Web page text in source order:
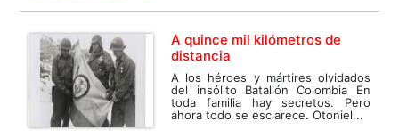
A quince mil kilómetros de
distancia
A los héroes y mártires olvidados
del insólito Batallón Colombia En
toda familia hay secretos. Pero
ahora todo se esclarece. Otoniel...